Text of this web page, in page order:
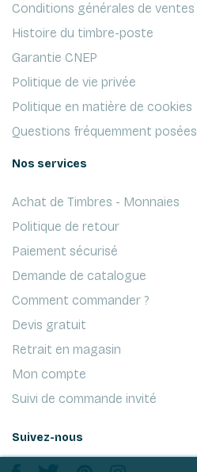
Conditions générales de ventes
Histoire du timbre-poste
Garantie CNEP
Politique de vie privée
Politique en matière de cookies
Questions fréquemment posées
Nos services
Achat de Timbres - Monnaies
Politique de retour
Paiement sécurisé
Demande de catalogue
Comment commander ?
Devis gratuit
Retrait en magasin
Mon compte
Suivi de commande invité
Suivez-nous